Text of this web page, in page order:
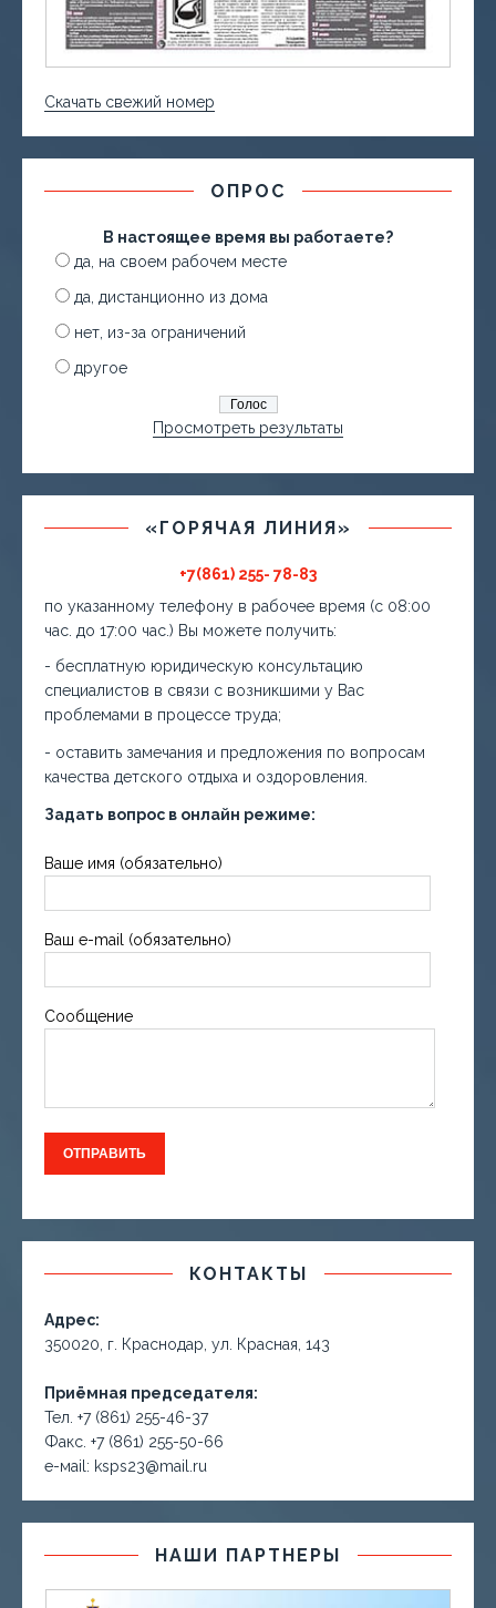
Скачать свежий номер
ОПРОС
В настоящее время вы работаете?
да, на своем рабочем месте
да, дистанционно из дома
нет, из-за ограничений
другое
Просмотреть результаты
«ГОРЯЧАЯ ЛИНИЯ»
+7(861) 255- 78-83
по указанному телефону в рабочее время (с 08:00
час. до 17:00 час.) Вы можете получить:
- бесплатную юридическую консультацию
специалистов в связи с возникшими у Вас
проблемами в процессе труда;
- оставить замечания и предложения по вопросам
качества детского отдыха и оздоровления.
Задать вопрос в онлайн режиме:
Ваше имя (обязательно)
Ваш e-mail (обязательно)
Сообщение
КОНТАКТЫ
Адрес:
350020, г. Краснодар, ул. Красная, 143
Приёмная председателя:
Тел. +7 (861) 255-46-37
Факс. +7 (861) 255-50-66
е-маil: ksps23@mail.ru
НАШИ ПАРТНЕРЫ